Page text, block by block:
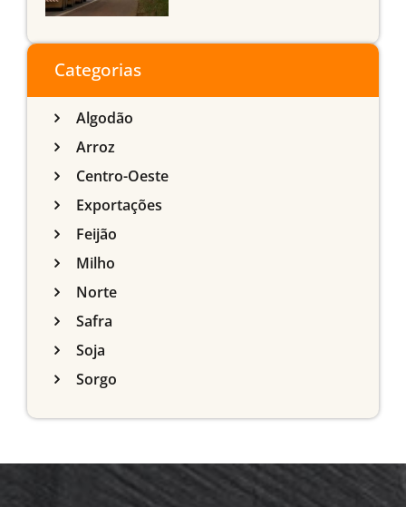
do Sul
Categorias
Algodão
Arroz
Centro-Oeste
Exportações
Feijão
Milho
Norte
Safra
Soja
Sorgo